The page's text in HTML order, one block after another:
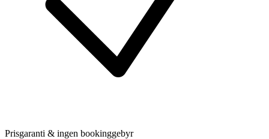
Prisgaranti & ingen bookinggebyr